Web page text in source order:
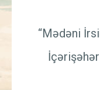
“Mədəni